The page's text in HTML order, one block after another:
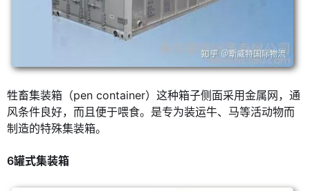
牲畜集装箱（pen container）这种箱子侧面采用金属网，通
风条件良好，而且便于喂食。是专为装运牛、马等活动物而
制造的特殊集装箱。
6罐式集装箱